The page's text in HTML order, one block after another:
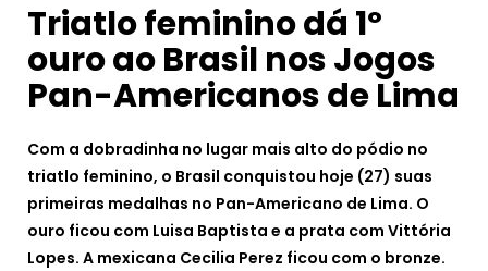
Triatlo feminino dá 1º
ouro ao Brasil nos Jogos
Pan-Americanos de Lima
Com a dobradinha no lugar mais alto do pódio no
triatlo feminino, o Brasil conquistou hoje (27) suas
primeiras medalhas no Pan-Americano de Lima. O
ouro ficou com Luisa Baptista e a prata com Vittória
Lopes. A mexicana Cecilia Perez ficou com o bronze.